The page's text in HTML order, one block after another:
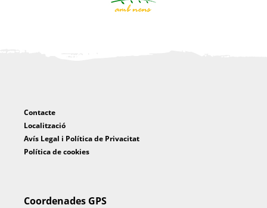
Contacte
Localització
Avís Legal i Política de Privacitat
Política de cookies
Coordenades GPS